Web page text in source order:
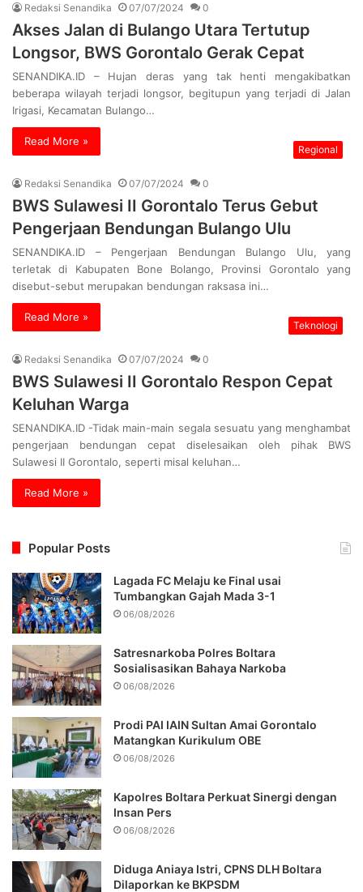
Redaksi Senandika 07/07/2024 0
Akses Jalan di Bulango Utara Tertutup
Longsor, BWS Gorontalo Gerak Cepat
SENANDIKA.ID – Hujan deras yang tak henti mengakibatkan
beberapa wilayah terjadi longsor, begitupun yang terjadi di Jalan
Irigasi, Kecamatan Bulango…
Read More »
Regional
Redaksi Senandika 07/07/2024 0
BWS Sulawesi II Gorontalo Terus Gebut
Pengerjaan Bendungan Bulango Ulu
SENANDIKA.ID – Pengerjaan Bendungan Bulango Ulu, yang
terletak di Kabupaten Bone Bolango, Provinsi Gorontalo yang
disebut-sebut merupakan bendungan raksasa ini…
Read More »
Teknologi
Redaksi Senandika 07/07/2024 0
BWS Sulawesi II Gorontalo Respon Cepat
Keluhan Warga
SENANDIKA.ID -Tidak main-main segala sesuatu yang menghambat
pengerjaan bendungan cepat diselesaikan oleh pihak BWS
Sulawesi II Gorontalo, seperti misal keluhan…
Read More »
Popular Posts
Lagada FC Melaju ke Final usai
Tumbangkan Gajah Mada 3-1
06/08/2026
Satresnarkoba Polres Boltara
Sosialisasikan Bahaya Narkoba
06/08/2026
Prodi PAI IAIN Sultan Amai Gorontalo
Matangkan Kurikulum OBE
06/08/2026
Kapolres Boltara Perkuat Sinergi dengan
Insan Pers
06/08/2026
Diduga Aniaya Istri, CPNS DLH Boltara
Dilaporkan ke BKPSDM